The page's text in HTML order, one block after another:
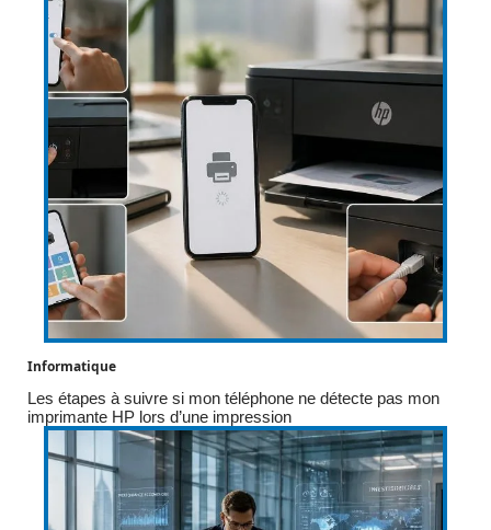
Informatique
Les étapes à suivre si mon téléphone ne détecte pas mon
imprimante HP lors d’une impression